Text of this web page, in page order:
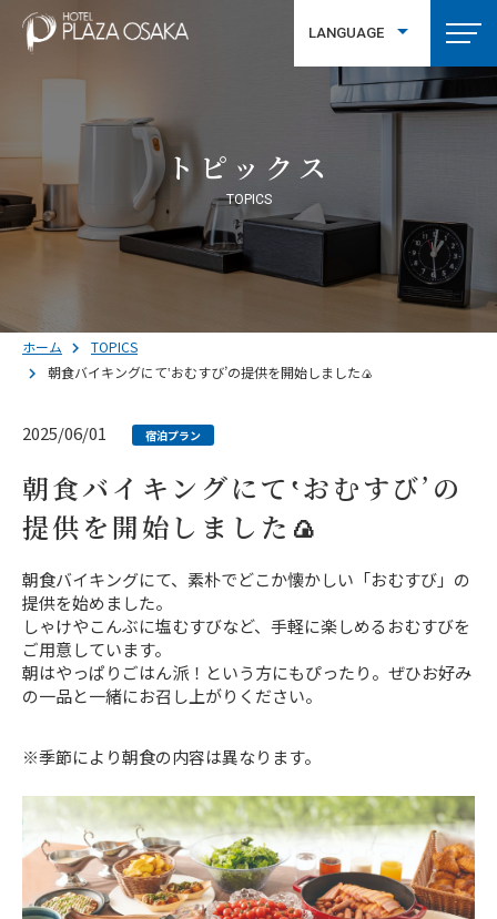
LANGUAGE
繁體中文
トピックス
TOPICS
ホーム
TOPICS
朝食バイキングにて‛おむすび’の提供を開始しました🍙
2025/06/01 宿泊プラン
朝食バイキングにて‛おむすび’の
提供を開始しました🍙
朝食バイキングにて、素朴でどこか懐かしい「おむすび」の
提供を始めました。
しゃけやこんぶに塩むすびなど、手軽に楽しめるおむすびを
ご用意しています。
朝はやっぱりごはん派！という方にもぴったり。ぜひお好み
の一品と一緒にお召し上がりください。
※季節により朝食の内容は異なります。